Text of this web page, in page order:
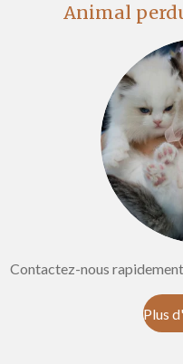
Animal
Contactez-nous
Plus